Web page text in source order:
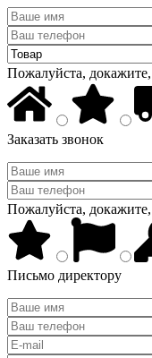
Пожалуйста,
Заказать звонок
Пожалуйста,
Письмо директору